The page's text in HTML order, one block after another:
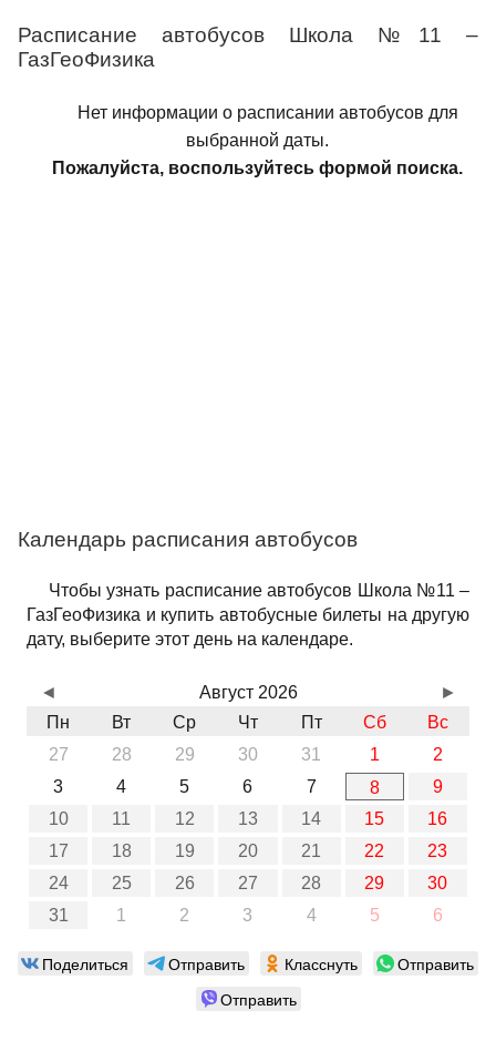
Расписание автобусов Школа №11 –
ГазГеоФизика
Нет информации о расписании автобусов для
выбранной даты.
Пожалуйста, воспользуйтесь формой поиска.
Календарь расписания автобусов
Чтобы узнать расписание автобусов Школа №11 –
ГазГеоФизика и купить автобусные билеты на другую
дату, выберите этот день на календаре.
Август 2026
Пн
Вт Ср Чт Пт Сб
Вс
27
28 29 30 31 1
2
3
4 5 6 7 8
9
10
11 12 13 14 15
16
17
18 19 20 21 22
23
24
25 26 27 28 29
30
31
1 2 3 4 5 6
◄ ►
Поделиться Отправить Класснуть
Отправить
Отправить